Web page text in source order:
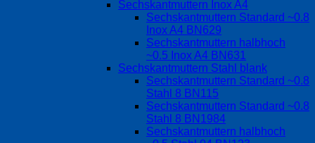
Sechskantmuttern Inox A4
Sechskantmuttern Standard ~0.8
Inox A4 BN629
Sechskantmuttern halbhoch
~0.5 Inox A4 BN631
Sechskantmuttern Stahl blank
Sechskantmuttern Standard ~0.8
Stahl 8 BN115
Sechskantmuttern Standard ~0.8
Stahl 8 BN1984
Sechskantmuttern halbhoch